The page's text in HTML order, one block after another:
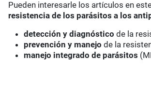
Pueden interesarle los artículos en
resistencia de los parásitos a los
detección y diagnóstico de la
prevención y manejo de la
manejo integrado de parásitos